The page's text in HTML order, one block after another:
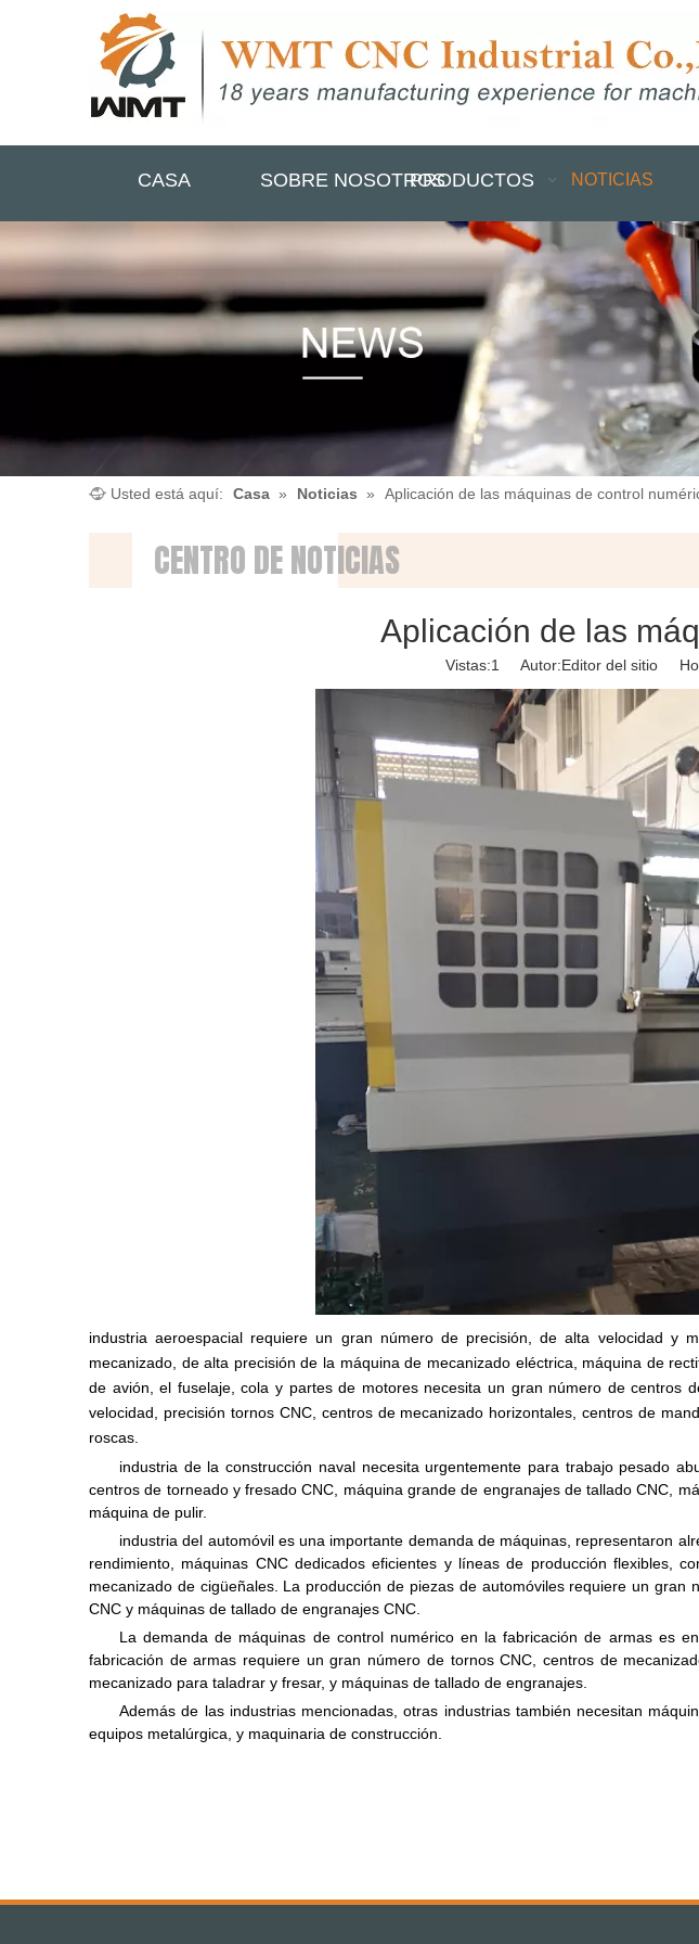
CASA SOBRE NOSOTROSPRODUCTOS NOTICIAS
Usted está aquí: Casa » Noticias » Aplicación de las máquinas de control
CENTRO DE NOTICIAS
Aplicación de las
Vistas:1 Autor:Editor del sitio
industria aeroespacial requiere un gran número de precisión, de alta velocidad y
mecanizado, de alta precisión de la máquina de mecanizado eléctrica, máquina de
de avión, el fuselaje, cola y partes de motores necesita un gran número de centros
velocidad, precisión tornos CNC, centros de mecanizado horizontales, centros de
roscas.
industria de la construcción naval necesita urgentemente para trabajo pesado
centros de torneado y fresado CNC, máquina grande de engranajes de tallado CNC,
máquina de pulir.
industria del automóvil es una importante demanda de máquinas, representaron
rendimiento, máquinas CNC dedicados eficientes y líneas de producción flexibles,
mecanizado de cigüeñales. La producción de piezas de automóviles requiere un
CNC y máquinas de tallado de engranajes CNC.
La demanda de máquinas de control numérico en la fabricación de armas es
fabricación de armas requiere un gran número de tornos CNC, centros de
mecanizado para taladrar y fresar, y máquinas de tallado de engranajes.
Además de las industrias mencionadas, otras industrias también necesitan
equipos metalúrgica, y maquinaria de construcción.